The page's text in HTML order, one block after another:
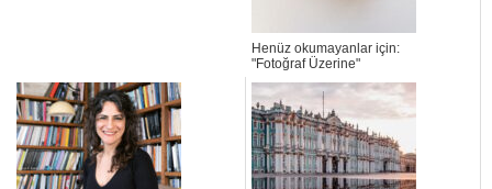
Henüz okumayanlar için:
"Fotoğraf Üzerine"